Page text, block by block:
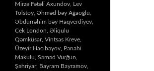
Mirzə Fətəli Axundov, Lev
Tolstoy, Əhməd bəy Ağaoğlu,
Əbdürrəhim bəy Haqverdiyev,
Cek London, Əliqulu
Qəmküsar, Vintsas Kreve,
Üzeyir Hacıbəyov, Pənahi
Makulu, Səməd Vurğun,
Şəhriyar, Bayram Bayramov,